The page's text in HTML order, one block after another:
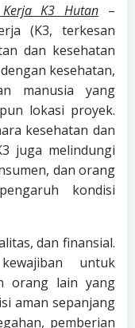
Kerja K3 Hutan –
(K3, terkesan
dan kesehatan
kesehatan,
manusia yang
lokasi proyek.
kesehatan dan
juga melindungi
dan orang
kondisi
dan finansial.
untuk
orang lain yang
aman sepanjang
pemberian